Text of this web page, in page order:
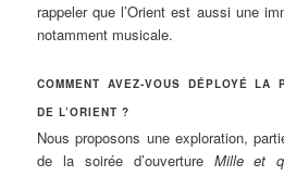
rappeler que l’Orient est aussi une
notamment musicale.
COMMENT AVEZ-VOUS DÉPLOYÉ LA
DE L’ORIENT ?
Nous proposons une exploration,
de la soirée d’ouverture Mille et